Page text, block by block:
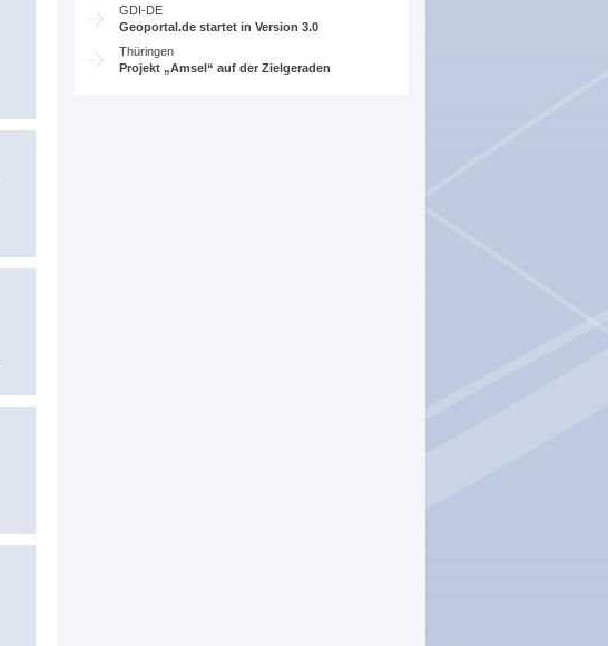
GDI-DE
Geoportal.de startet in Version 3.0
Thüringen
Projekt „Amsel“ auf der Zielgeraden